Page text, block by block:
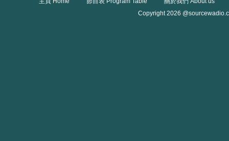
Copyright 2026